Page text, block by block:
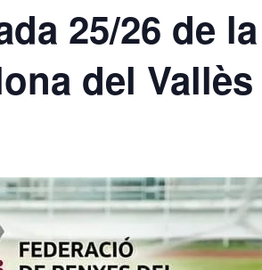
25/26 de
del Vallès